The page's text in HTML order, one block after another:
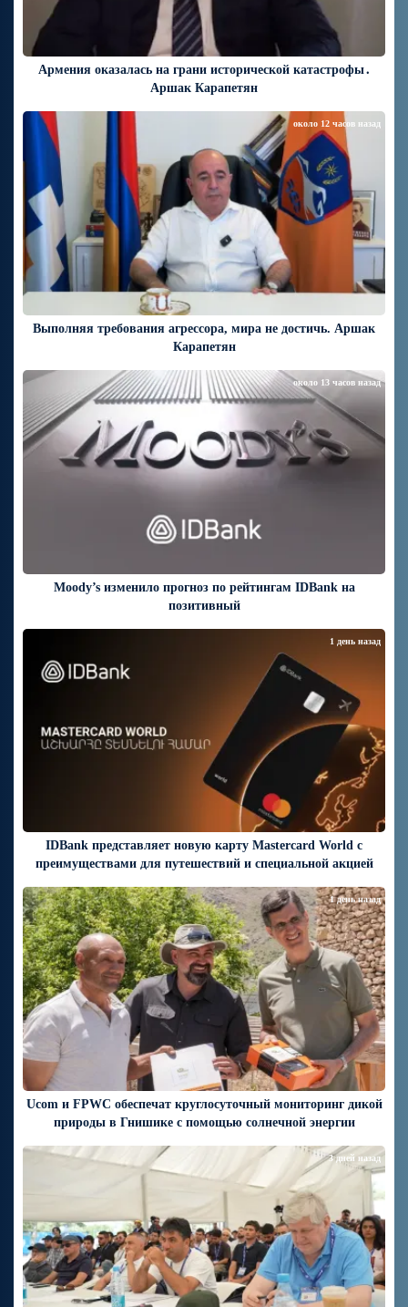
Армения оказалась на грани исторической катастрофы․
Аршак Карапетян
Выполняя требования агрессора, мира не достичь. Аршак
Карапетян
около 12 часов назад
Moody’s изменило прогноз по рейтингам IDBank на
позитивный
около 13 часов назад
IDBank представляет новую карту Mastercard World с
преимуществами для путешествий и специальной акцией
1 день назад
Ucom и FPWC обеспечат круглосуточный мониторинг дикой
природы в Гнишике с помощью солнечной энергии
1 день назад
3 дней назад